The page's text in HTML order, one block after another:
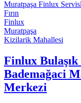
Muratpaşa Finlux
Fırın
Finlux
Muratpaşa
Kizilarik Mahallesi
Finlux
Bademağaci
Merkezi